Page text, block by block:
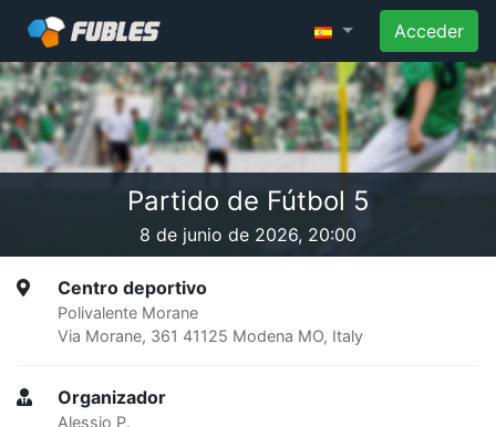
Acceder
Partido de Fútbol 5
8 de junio de 2026, 20:00
Centro deportivo
Polivalente Morane
Via Morane, 361 41125 Modena MO, Italy
Organizador
Alessio P.